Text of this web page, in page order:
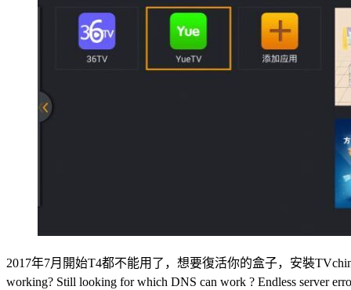
2017年7月開始T4都不能用了，想要復活你的盒子，安裝
working? Still looking for which DNS can work ? Endless server